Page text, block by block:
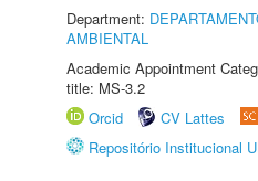
Department:
AMBIENTAL
Academic Appointment
title: MS-3.2
Orcid
CV Lattes
Repositório Institucional